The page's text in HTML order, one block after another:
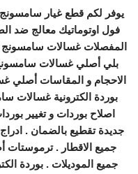
يوفر لكم قطع غيار
المفصلات غسالات سامسونج
بلي أصلي غسالات
الاحجام و المقاسات أصلي
بوردة الكترونية غسالات
اصلاح بوردات و تغيير
جديدة تقطيع بالضمان .
جميع الاقطار . ترموستات
جميع الموديلات . بوردة